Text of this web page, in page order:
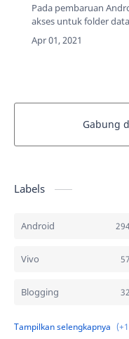
Pada pembaruan
akses untuk folder
Penyimpanan internal,
membukanya melalui
Gabung
Labels
Android
Vivo
Blogging
Download